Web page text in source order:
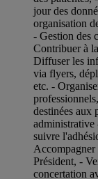
jour des
organisation
- Gestion des
Contribuer à
Diffuser les
via flyers,
etc. -
destinées aux
administrative
suivre
Accompagner
Président, -
concertation